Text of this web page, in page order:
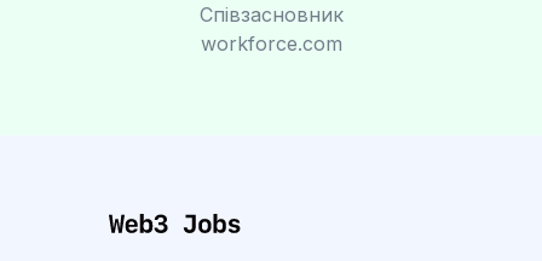
Співзасновник
workforce.com